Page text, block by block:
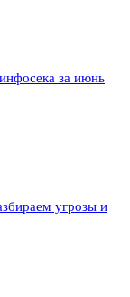
за июнь
угрозы и